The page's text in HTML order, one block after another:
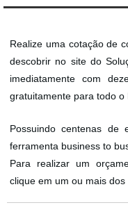
Realize uma cotação de
descobrir no site do
imediatamente com
gratuitamente para todo o
Possuindo centenas de
ferramenta business to
Para realizar um
clique em um ou mais